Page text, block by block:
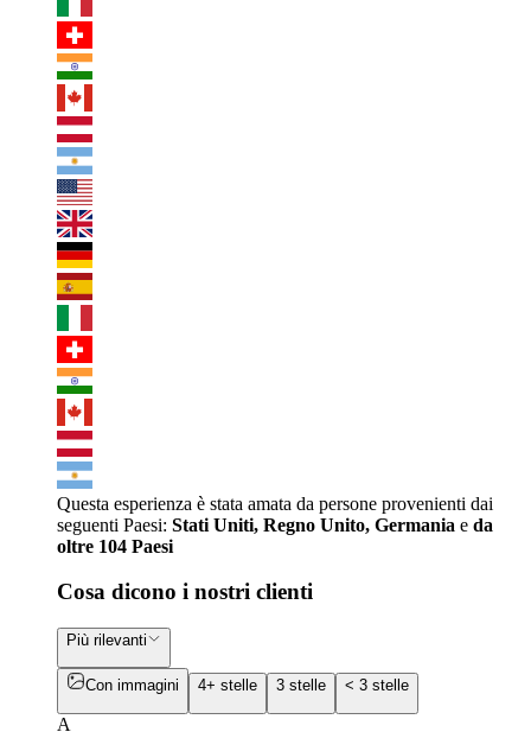
Questa esperienza è stata amata da persone provenienti dai
seguenti Paesi: Stati Uniti, Regno Unito, Germania e da
oltre 104 Paesi
Cosa dicono i nostri clienti
Più rilevanti
Con immagini 4+ stelle 3 stelle < 3 stelle
A